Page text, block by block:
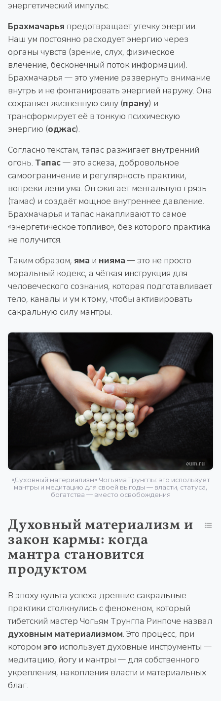
энергетический импульс.
Брахмачарья предотвращает утечку энергии.
Наш ум постоянно расходует энергию через
органы чувств (зрение, слух, физическое
влечение, бесконечный поток информации).
Брахмачарья — это умение развернуть внимание
внутрь и не фонтанировать энергией наружу. Она
сохраняет жизненную силу (прану) и
трансформирует её в тонкую психическую
энергию (оджас).
Согласно текстам, тапас разжигает внутренний
огонь. Тапас— это аскеза, добровольное
самоограничение и регулярность практики,
вопреки лени ума. Он сжигает ментальную грязь
(тамас) и создаёт мощное внутреннее давление.
Брахмачарья и тапас накапливают то самое
«энергетическое топливо», без которого практика
не получится.
Таким образом, яма и нияма — это не просто
моральный кодекс, а чёткая инструкция для
человеческого сознания, которая подготавливает
тело, каналы и ум к тому, чтобы активировать
сакральную силу мантры.
«Духовный материализм» Чогьяма Трунгпы: эго использует
мантры и медитацию для своей выгоды — власти, статуса,
богатства — вместо освобождения
Духовный материализм и
закон кармы: когда
мантра становится
продуктом
В эпоху культа успеха древние сакральные
практики столкнулись с феноменом, который
тибетский мастер Чогьям Трунгпа Ринпоче назвал
духовным материализмом. Это процесс, при
котором эго использует духовные инструменты —
медитацию, йогу и мантры — для собственного
укрепления, накопления власти и материальных
благ.